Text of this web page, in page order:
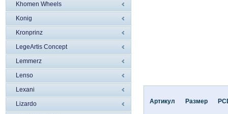
Khomen Wheels
Konig
Kronprinz
LegeArtis Concept
Lemmerz
Lenso
Lexani
Lizardo
Артикул Размер